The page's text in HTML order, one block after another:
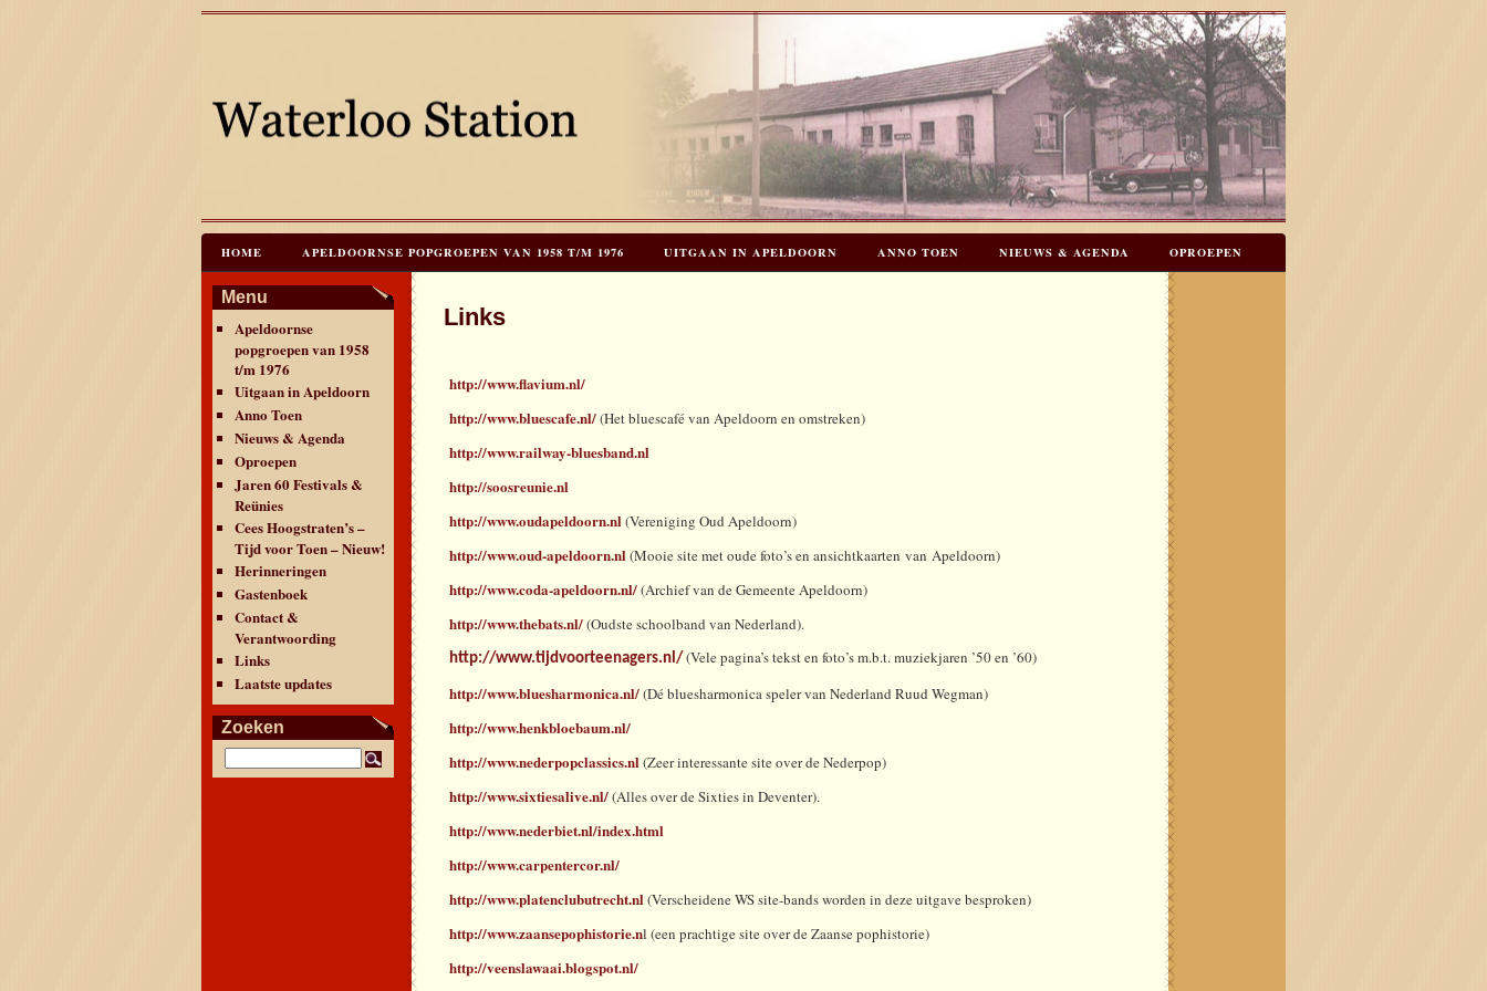
HOME APELDOORNSE POPGROEPEN VAN 1958 T/M 1976 UITGAAN IN APELDOORN ANNO TOEN NIEUWS & AGENDA OPROEPEN
JAREN 60 FESTIVALS & REÜNIES
CONTACT & VERANTWOORDING LINKS
Menu
Apeldoornse
popgroepen van 1958
t/m 1976
Uitgaan in Apeldoorn
Anno Toen
Nieuws & Agenda
Oproepen
Jaren 60 Festivals &
Reünies
Cees Hoogstraten’s –
Tijd voor Toen – Nieuw!
Herinneringen
Gastenboek
Contact &
Verantwoording
Links
Laatste updates
Zoeken
Links
http://www.flavium.nl/
http://www.bluescafe.nl/(Het bluescafé van Apeldoorn en omstreken)
http://www.railway-bluesband.nl
http://soosreunie.nl
http://www.oudapeldoorn.nl(Vereniging Oud Apeldoorn)
http://www.oud-apeldoorn.nl(Mooie site met oude foto’s en ansichtkaarten van Apeldoorn)
http://www.coda-apeldoorn.nl/(Archief van de Gemeente Apeldoorn)
http://www.thebats.nl/(Oudste schoolband van Nederland).
http://www.tijdvoorteenagers.nl/(Vele pagina’s tekst en foto’s m.b.t. muziekjaren ’50 en ’60)
http://www.bluesharmonica.nl/(Dé bluesharmonica speler van Nederland Ruud Wegman)
http://www.henkbloebaum.nl/
http://www.nederpopclassics.nl(Zeer interessante site over de Nederpop)
http://www.sixtiesalive.nl/(Alles over de Sixties in Deventer).
http://www.nederbiet.nl/index.html
http://www.carpentercor.nl/
http://www.platenclubutrecht.nl(Verscheidene WS site-bands worden in deze uitgave besproken)
http://www.zaansepophistorie.nl (een prachtige site over de Zaanse pophistorie)
http://veenslawaai.blogspot.nl/